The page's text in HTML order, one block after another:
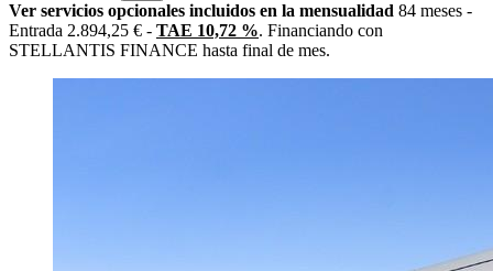
Ver servicios opcionales incluidos en la mensualidad 84 meses -
Entrada 2.894,25 € - TAE 10,72 %. Financiando con
STELLANTIS FINANCE hasta final de mes.